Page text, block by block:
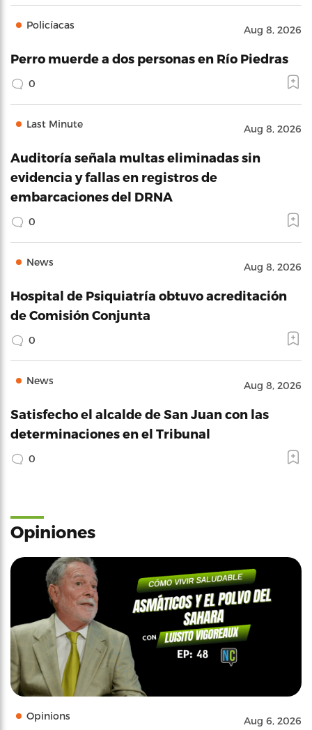
Policíacas Aug 8, 2026
Perro muerde a dos personas en Río Piedras
0
Last Minute Aug 8, 2026
Auditoría señala multas eliminadas sin
evidencia y fallas en registros de
embarcaciones del DRNA
0
News Aug 8, 2026
Hospital de Psiquiatría obtuvo acreditación
de Comisión Conjunta
0
News Aug 8, 2026
Satisfecho el alcalde de San Juan con las
determinaciones en el Tribunal
0
Opiniones
Opinions Aug 6, 2026